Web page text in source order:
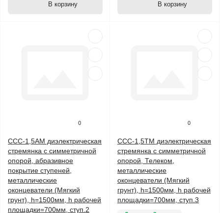
В корзину В корзину
0
ССС-1,5АМ диэлектрическая
стремянка с симметричной
опорой, абразивное
покрытие ступеней,
металлические
оконцеватели (Мягкий
грунт), h=1500мм, h рабочей
площадки=700мм, ступ.2
0
ССС-1,5ТМ диэлектрическая
стремянка с симметричной
опорой, Телеком,
металлические
оконцеватели (Мягкий
грунт), h=1500мм, h рабочей
площадки=700мм, ступ.3